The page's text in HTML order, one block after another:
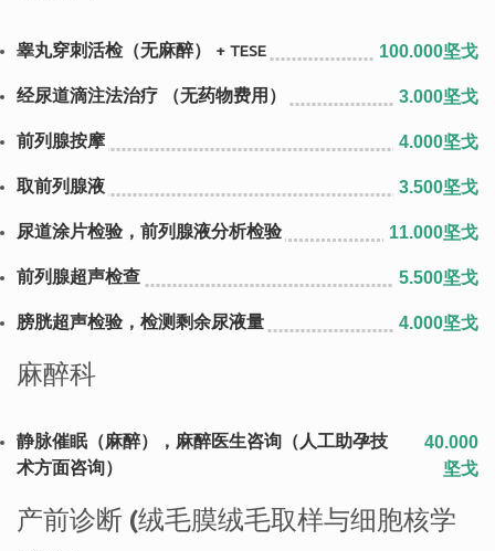
睾丸穿刺活检（无麻醉） + TESE 100.000坚戈
经尿道滴注法治疗 （无药物费用） 3.000坚戈
前列腺按摩 4.000坚戈
取前列腺液 3.500坚戈
尿道涂片检验，前列腺液分析检验 11.000坚戈
前列腺超声检查 5.500坚戈
膀胱超声检验，检测剩余尿液量 4.000坚戈
麻醉科
静脉催眠（麻醉），麻醉医生咨询（人工助孕技
术方面咨询）
40.000
坚戈
产前诊断 (绒毛膜绒毛取样与细胞核学